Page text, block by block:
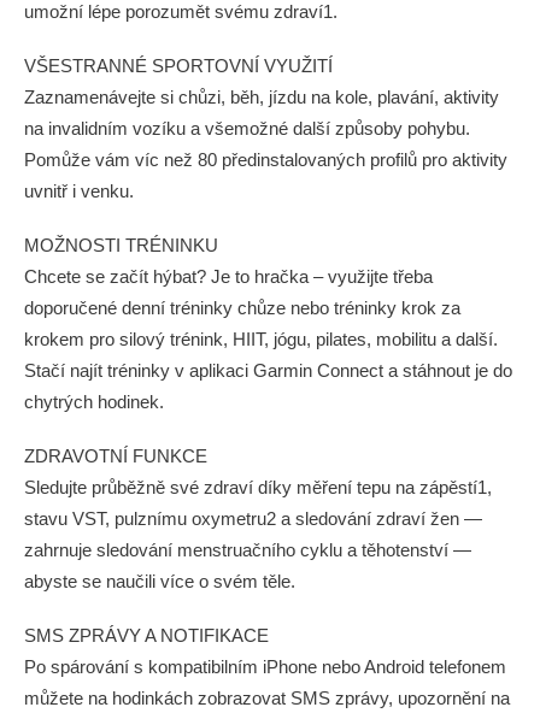
umožní lépe porozumět svému zdraví1.
VŠESTRANNÉ SPORTOVNÍ VYUŽITÍ
Zaznamenávejte si chůzi, běh, jízdu na kole, plavání, aktivity
na invalidním vozíku a všemožné další způsoby pohybu.
Pomůže vám víc než 80 předinstalovaných profilů pro aktivity
uvnitř i venku.
MOŽNOSTI TRÉNINKU
Chcete se začít hýbat? Je to hračka – využijte třeba
doporučené denní tréninky chůze nebo tréninky krok za
krokem pro silový trénink, HIIT, jógu, pilates, mobilitu a další.
Stačí najít tréninky v aplikaci Garmin Connect a stáhnout je do
chytrých hodinek.
ZDRAVOTNÍ FUNKCE
Sledujte průběžně své zdraví díky měření tepu na zápěstí1,
stavu VST, pulznímu oxymetru2 a sledování zdraví žen —
zahrnuje sledování menstruačního cyklu a těhotenství —
abyste se naučili více o svém těle.
SMS ZPRÁVY A NOTIFIKACE
Po spárování s kompatibilním iPhone nebo Android telefonem
můžete na hodinkách zobrazovat SMS zprávy, upozornění na